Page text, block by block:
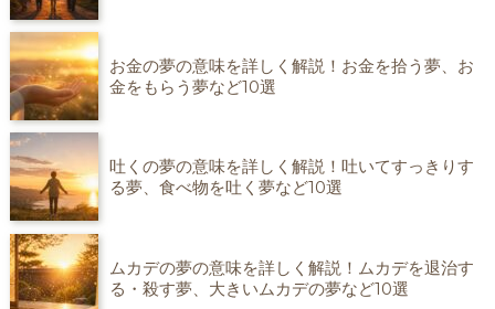
お金の夢の意味を詳しく解説！お金を拾う夢、お
金をもらう夢など10選
吐くの夢の意味を詳しく解説！吐いてすっきりす
る夢、食べ物を吐く夢など10選
ムカデの夢の意味を詳しく解説！ムカデを退治す
る・殺す夢、大きいムカデの夢など10選